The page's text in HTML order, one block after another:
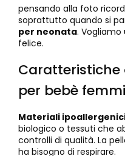
pensando alla foto
soprattutto quando si
per neonata.
felice.
Caratteristiche
per bebè
Materiali
biologico o tessuti che
controlli di qualità. La
ha bisogno di respirare.